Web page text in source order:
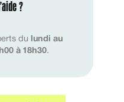
?
du
lundi au
à 18h30.